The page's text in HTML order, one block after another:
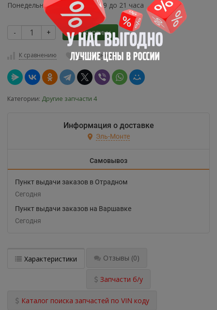
Понедельник-Воскресенье с 9 до 21 часа
- + В корзину
К сравнению В избранное
Категории: Другие запчасти 4
Информация о доставке
Эль-Монте
Самовывоз
Пункт выдачи заказов в Отрадном
Сегодня
Пункт выдачи заказов на Варшавке
Сегодня
Характеристики Отзывы (0)
Запчасти б/у
Каталог поиска запчастей по VIN коду